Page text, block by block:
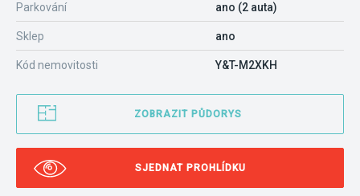
Parkování ano (2 auta)
Sklep ano
Kód nemovitosti Y&T-M2XKH
ZOBRAZIT PŮDORYS
SJEDNAT PROHLÍDKU